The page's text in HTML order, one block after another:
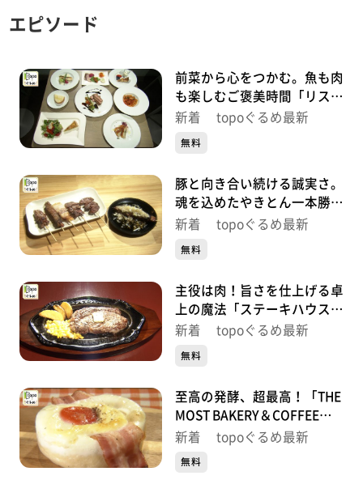
祝 10:00~
♪ＢＵＲＮ ＴＨＥ ＹＥＬＬＯＷ ＭＯＮＫＥＹ
※特典をご利用の際は、topoにログインをしてトップ
（トップ画面上部、ユーザ名と一緒に表示されている
「定額見放題会員」を提示）
※紹介した店舗情報は変更している場合があります。
※紹介した商品は取り扱いが終了している場合がありま
番組HP（https://www.khb-tv.co.jp/topogurume/）
エピソード
前菜から心をつかむ。魚も肉
も楽しむご褒美時間「リスト
ランテ キシネ」（青葉区本
新着 topoぐるめ最新
無料
豚と向き合い続ける誠実さ。
魂を込めたやきとん一本勝負
「やきとん魂」（青葉区国分
新着 topoぐるめ最新
無料
主役は肉！旨さを仕上げる卓
上の魔法「ステーキハウス
GREAT RARE」（青葉区二日
新着 topoぐるめ最新
無料
至高の発酵、超最高！「THE
MOST BAKERY＆COFFEE仙
台東口店」（宮城野区榴岡）
新着 topoぐるめ最新
無料